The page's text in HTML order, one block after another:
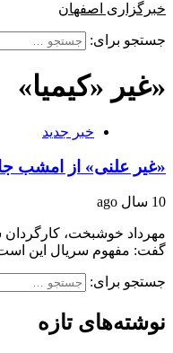
خبرگزاری اصفهان
جستجو برای:
«غیر «کیمیا»
خبر جدید
«غیر علنی» از امشب
10 سال ago
مهرداد خوشبخت، کارگردان
گفت: مفهوم سریال این
جستجو برای:
نوشته‌های تازه